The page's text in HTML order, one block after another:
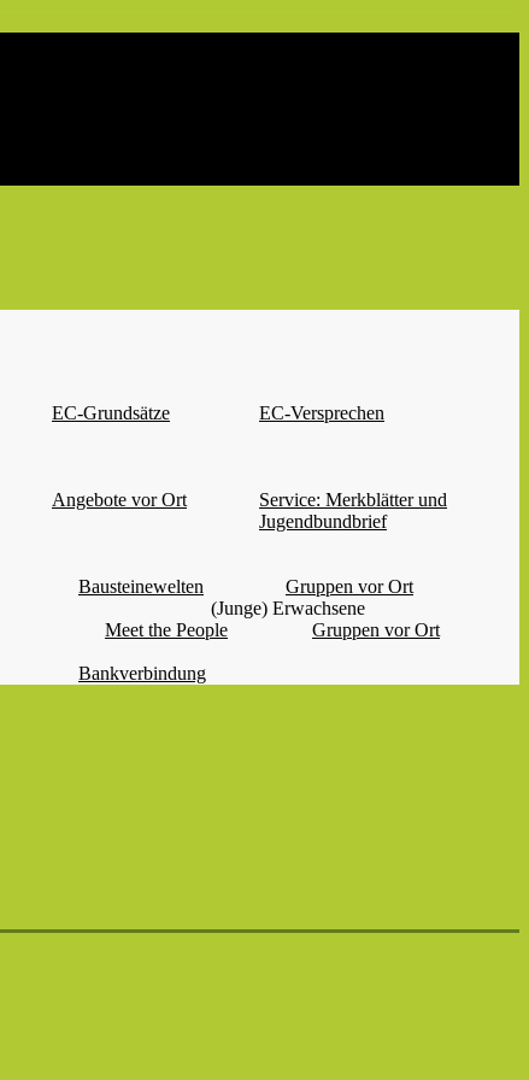
EC-Grundsätze
EC-Versprechen
Angebote vor Ort
Service: Merkblätter und
Jugendbundbrief
Bausteinewelten
Gruppen vor Ort
(Junge) Erwachsene
Meet the People
Gruppen vor Ort
Bankverbindung